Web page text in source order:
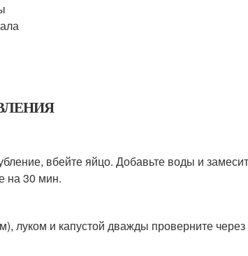
вбейте яйцо. Добавьте воды и
на 30 мин.
луком и капустой дважды проверните через